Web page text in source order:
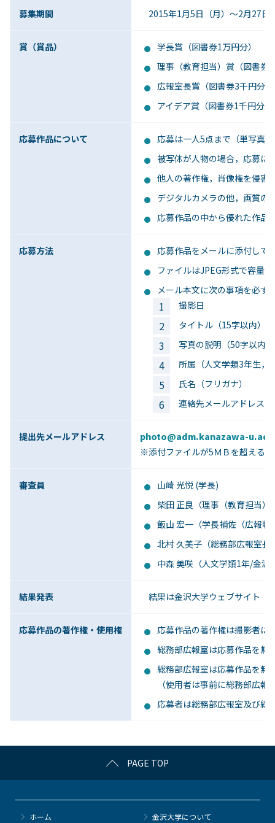
募集期間 2015年1月5日（月）～2月27日
賞（賞品）
学長賞（図書券1万円分）
理事（教育担当）賞（図書券
広報室長賞（図書券3千円分）
アイデア賞（図書券1千円分
応募作品について
応募は一人5点まで（単写真
被写体が人物の場合，応募に
他人の著作権，肖像権を侵害
デジタルカメラの他，画質の
応募作品の中から優れた作品
応募方法
応募作品をメールに添付して
ファイルはJPEG形式で容量
メール本文に次の事項を必ず
撮影日
タイトル（15字以内）
写真の説明（50字以内
所属（人文学類3年生，
氏名（フリガナ）
連絡先メールアドレス
提出先メールアドレス
photo@adm.kanazawa-
※添付ファイルが5ＭＢを超える
審査員
山崎 光悦 (学長)
柴田 正良（理事（教育担当）
飯山 宏一（学長補佐（広報戦
北村 久美子（総務部広報室長
中森 美咲（人文学類1年/金沢
結果発表 結果は金沢大学ウェブサイト（
応募作品の著作権・使用権
応募作品の著作権は撮影者に
総務部広報室は応募作品を無
総務部広報室は応募作品を無
（使用者は事前に総務部広
応募者は総務部広報室及び総
PAGE TOP
ホーム 金沢大学について